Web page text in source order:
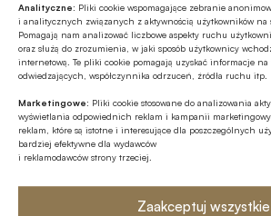
Analityczne: Pliki cookie wspomagające zebranie
i analitycznych związanych z aktywnością użytkowników na
Pomagają nam analizować liczbowe aspekty ruchu
oraz służą do zrozumienia, w jaki sposób użytkownicy
internetową. Te pliki cookie pomagają uzyskać informacje
odwiedzających, współczynnika odrzuceń, źródła ruchu itp.
Marketingowe: Pliki cookie stosowane do analizowania
wyświetlania odpowiednich reklam i kampanii
reklam, które są istotne i interesujące dla poszczególnych
bardziej efektywne dla wydawców
i reklamodawców strony trzeciej.
Zaakceptuj wszystkie
Branża leasingowa o
polskiej gospodarce,
polityce dual use
GOSPODARKA
W lipcu ’26 wzrosła
Polsce